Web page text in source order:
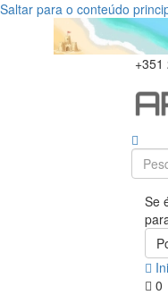
Saltar para o conteúdo
+351
Se
0